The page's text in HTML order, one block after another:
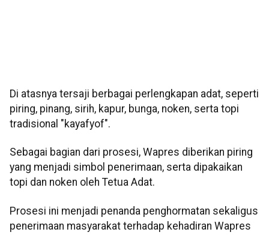
Di atasnya tersaji berbagai perlengkapan adat, seperti
piring, pinang, sirih, kapur, bunga, noken, serta topi
tradisional "kayafyof".
‎Sebagai bagian dari prosesi, Wapres diberikan piring
yang menjadi simbol penerimaan, serta dipakaikan
topi dan noken oleh Tetua Adat.
Prosesi ini menjadi penanda penghormatan sekaligus
penerimaan masyarakat terhadap kehadiran Wapres